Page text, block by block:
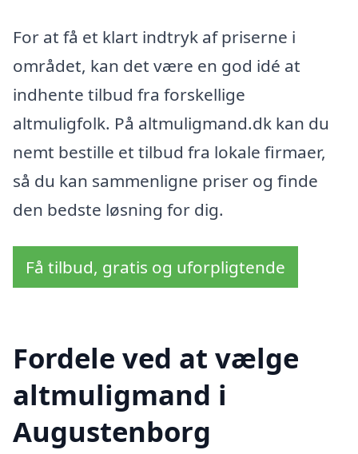
For at få et klart indtryk af priserne i
området, kan det være en god idé at
indhente tilbud fra forskellige
altmuligfolk. På altmuligmand.dk kan du
nemt bestille et tilbud fra lokale firmaer,
så du kan sammenligne priser og finde
den bedste løsning for dig.
Få tilbud, gratis og uforpligtende
Fordele ved at vælge
altmuligmand i
Augustenborg